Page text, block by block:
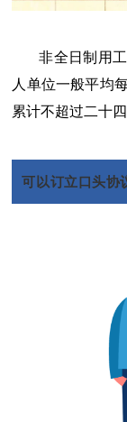
非全日制用
人单位一般平均
累计不超过二十
可以订立口头协